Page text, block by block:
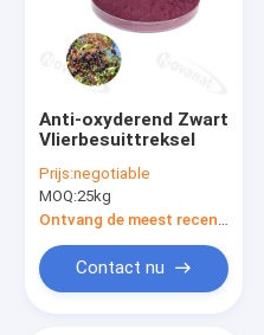
Anti-oxyderend Zwart
Vlierbesuittreksel
Prijs:negotiable
MOQ:25kg
Contact nu